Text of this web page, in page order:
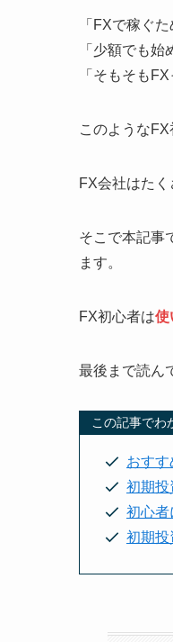
「FXで稼ぐ
「少額でも始
「そもそも
このようなFX
FX会社はた
そこで本記事
ます。
FX初心者は使
最後まで読ん
この記事でわ
おす
初期投
初心者
初期投